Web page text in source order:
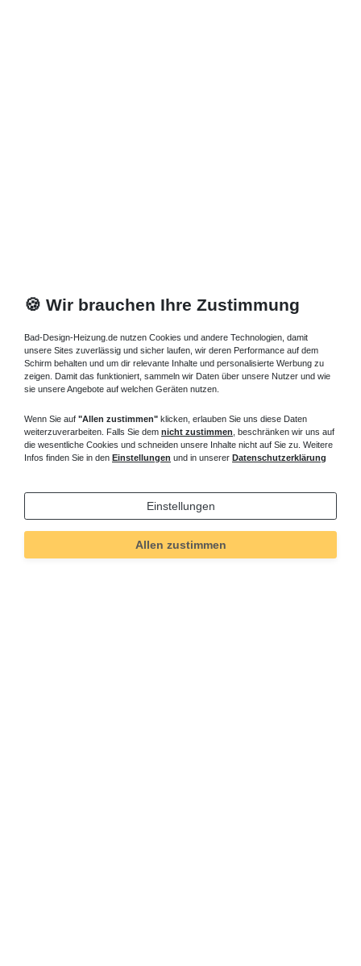
🍪 Wir brauchen Ihre Zustimmung
Bad-Design-Heizung.de nutzen Cookies und andere Technologien, damit
unsere Sites zuverlässig und sicher laufen, wir deren Performance auf dem
Schirm behalten und um dir relevante Inhalte und personalisierte Werbung zu
zeigen. Damit das funktioniert, sammeln wir Daten über unsere Nutzer und wie
sie unsere Angebote auf welchen Geräten nutzen.
Wenn Sie auf "Allen zustimmen" klicken, erlauben Sie uns diese Daten
weiterzuverarbeiten. Falls Sie dem nicht zustimmen , beschränken wir uns auf
die wesentliche Cookies und schneiden unsere Inhalte nicht auf Sie zu. Weitere
Infos finden Sie in den Einstellungen und in unserer Datenschutzerklärung
Einstellungen
Allen zustimmen